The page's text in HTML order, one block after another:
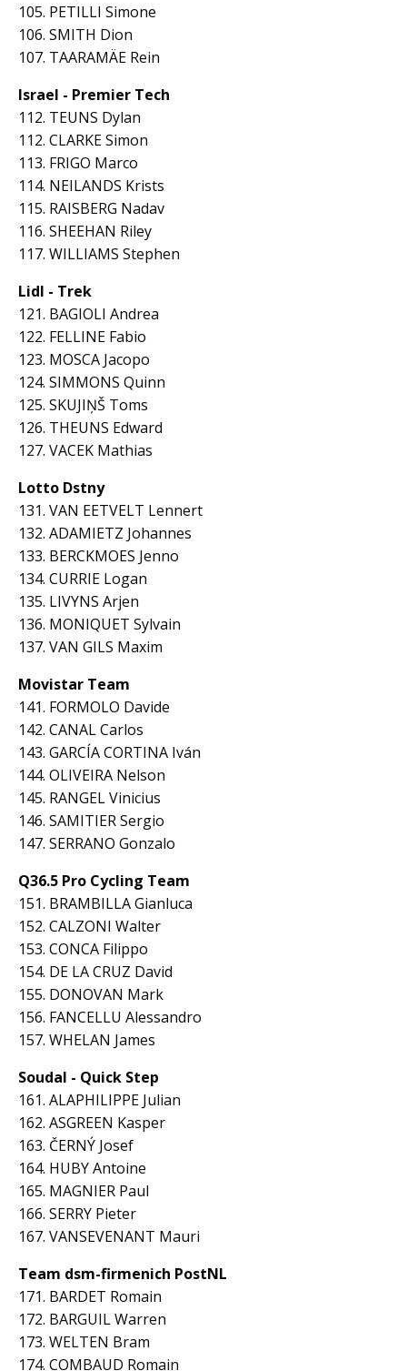
105. PETILLI Simone
106. SMITH Dion
107. TAARAMÄE Rein
Israel - Premier Tech
112. TEUNS Dylan
112. CLARKE Simon
113. FRIGO Marco
114. NEILANDS Krists
115. RAISBERG Nadav
116. SHEEHAN Riley
117. WILLIAMS Stephen
Lidl - Trek
121. BAGIOLI Andrea
122. FELLINE Fabio
123. MOSCA Jacopo
124. SIMMONS Quinn
125. SKUJIŅŠ Toms
126. THEUNS Edward
127. VACEK Mathias
Lotto Dstny
131. VAN EETVELT Lennert
132. ADAMIETZ Johannes
133. BERCKMOES Jenno
134. CURRIE Logan
135. LIVYNS Arjen
136. MONIQUET Sylvain
137. VAN GILS Maxim
Movistar Team
141. FORMOLO Davide
142. CANAL Carlos
143. GARCÍA CORTINA Iván
144. OLIVEIRA Nelson
145. RANGEL Vinicius
146. SAMITIER Sergio
147. SERRANO Gonzalo
Q36.5 Pro Cycling Team
151. BRAMBILLA Gianluca
152. CALZONI Walter
153. CONCA Filippo
154. DE LA CRUZ David
155. DONOVAN Mark
156. FANCELLU Alessandro
157. WHELAN James
Soudal - Quick Step
161. ALAPHILIPPE Julian
162. ASGREEN Kasper
163. ČERNÝ Josef
164. HUBY Antoine
165. MAGNIER Paul
166. SERRY Pieter
167. VANSEVENANT Mauri
Team dsm-firmenich PostNL
171. BARDET Romain
172. BARGUIL Warren
173. WELTEN Bram
174. COMBAUD Romain